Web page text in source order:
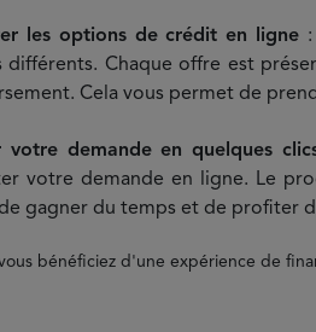
les options de crédit en ligne
différents. Chaque offre est
Cela vous permet de
votre demande en quelques
votre demande en ligne. Le
gagner du temps et de profiter
bénéficiez d'une expérience de